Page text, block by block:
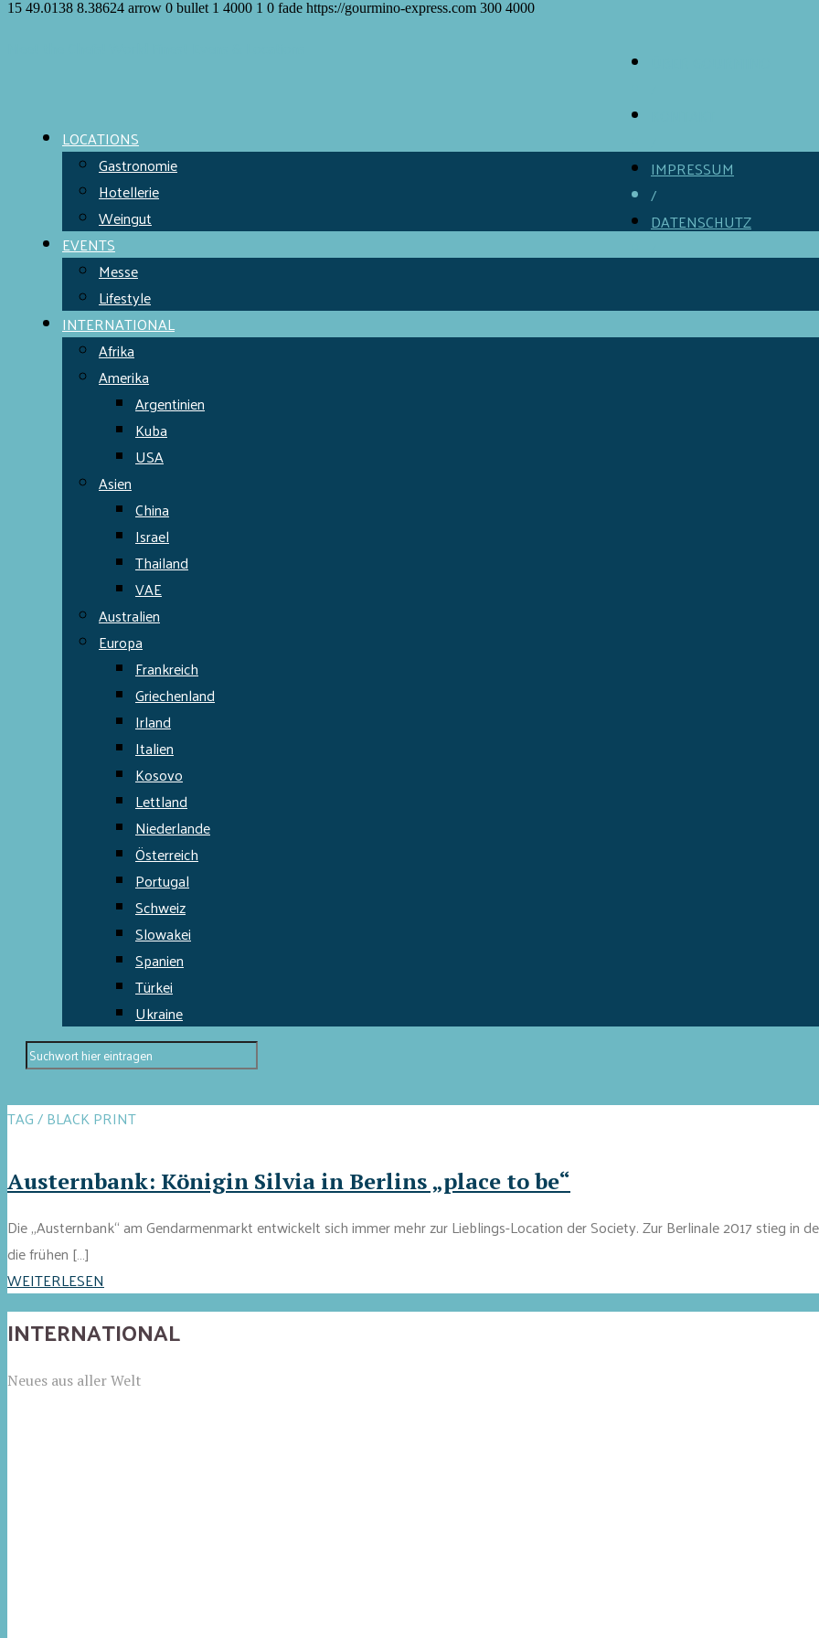
15 49.0138 8.38624 arrow 0 bullet 1 4000 1 0 fade https://gourmino-express.com 300 4000
IMPRESSUM
/
DATENSCHUTZ
LOCATIONS
Gastronomie
Hotellerie
Weingut
EVENTS
Messe
Lifestyle
INTERNATIONAL
Afrika
Amerika
Argentinien
Kuba
USA
Asien
China
Israel
Thailand
VAE
Australien
Europa
Frankreich
Griechenland
Irland
Italien
Kosovo
Lettland
Niederlande
Österreich
Portugal
Schweiz
Slowakei
Spanien
Türkei
Ukraine
TAG / BLACK PRINT
Austernbank: Königin Silvia in Berlins „place to be“
Die „Austernbank“ am Gendarmenmarkt entwickelt sich immer mehr zur Lieblings-Location der Society. Zur Berlinale 2017 stieg in
die frühen […]
WEITERLESEN
INTERNATIONAL
Neues aus aller Welt